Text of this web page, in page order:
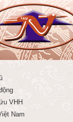
VHH
Nam